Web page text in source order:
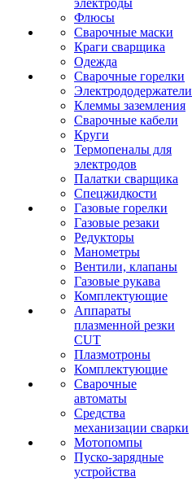
электроды
Флюсы
Сварочные маски
Краги сварщика
Одежда
Сварочные горелки
Электрододержатели
Клеммы заземления
Сварочные кабели
Круги
Термопеналы для
электродов
Палатки сварщика
Спецжидкости
Газовые горелки
Газовые резаки
Редукторы
Манометры
Вентили, клапаны
Газовые рукава
Комплектующие
Аппараты
плазменной резки
CUT
Плазмотроны
Комплектующие
Сварочные
автоматы
Средства
механизации сварки
Мотопомпы
Пуско-зарядные
устройства